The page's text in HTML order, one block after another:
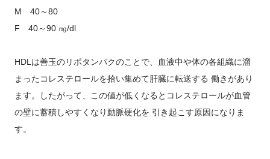
M 40～80
F 40～90 ㎎/dl
HDLは善玉のリポタンパクのことで、血液中や体の各組織に溜
まったコレステロールを拾い集めて肝臓に転送する 働きがあり
ます。したがって、この値が低くなるとコレステロールが血管
の壁に蓄積しやすくなり動脈硬化を 引き起こす原因になりま
す。